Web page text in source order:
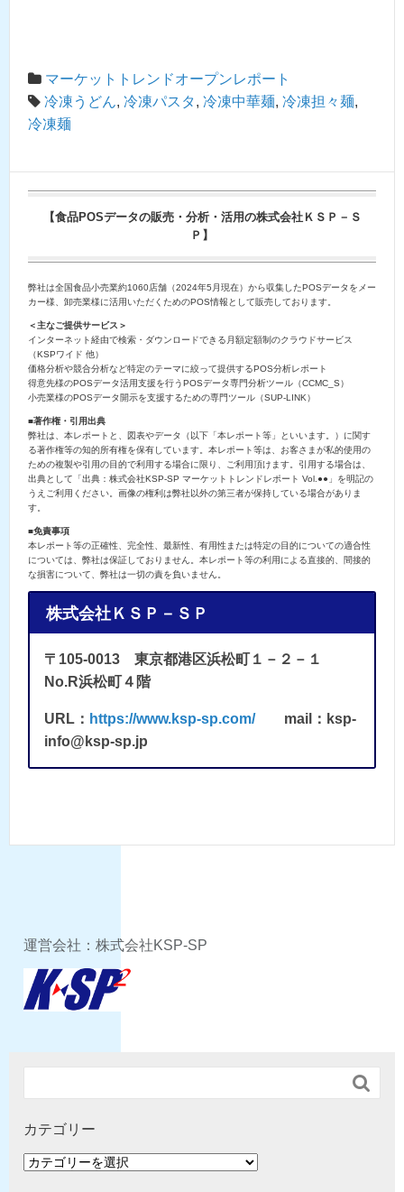
マーケットトレンドオープンレポート
冷凍うどん, 冷凍パスタ, 冷凍中華麺, 冷凍担々麺,
冷凍麺
【食品POSデータの販売・分析・活用の株式会社ＫＳＰ－Ｓ
Ｐ】
弊社は全国食品小売業約1060店舗（2024年5月現在）から収集したPOSデータをメー
カー様、卸売業様に活用いただくためのPOS情報として販売しております。
＜主なご提供サービス＞
インターネット経由で検索・ダウンロードできる月額定額制のクラウドサービス
（KSPワイド 他）
価格分析や競合分析など特定のテーマに絞って提供するPOS分析レポート
得意先様のPOSデータ活用支援を行うPOSデータ専門分析ツール（CCMC_S）
小売業様のPOSデータ開示を支援するための専門ツール（SUP-LINK）
■著作権・引用出典
弊社は、本レポートと、図表やデータ（以下「本レポート等」といいます。）に関す
る著作権等の知的所有権を保有しています。本レポート等は、お客さまが私的使用の
ための複製や引用の目的で利用する場合に限り、ご利用頂けます。引用する場合は、
出典として「出典：株式会社KSP-SP マーケットトレンドレポート Vol.●●」を明記の
うえご利用ください。画像の権利は弊社以外の第三者が保持している場合がありま
す。
■免責事項
本レポート等の正確性、完全性、最新性、有用性または特定の目的についての適合性
については、弊社は保証しておりません。本レポート等の利用による直接的、間接的
な損害について、弊社は一切の責を負いません。
株式会社ＫＳＰ－ＳＰ
〒105-0013 東京都港区浜松町１－２－１
No.R浜松町４階
URL： https://www.ksp-sp.com/mail：ksp-
info@ksp-sp.jp
運営会社：株式会社KSP-SP

カテゴリー
カ